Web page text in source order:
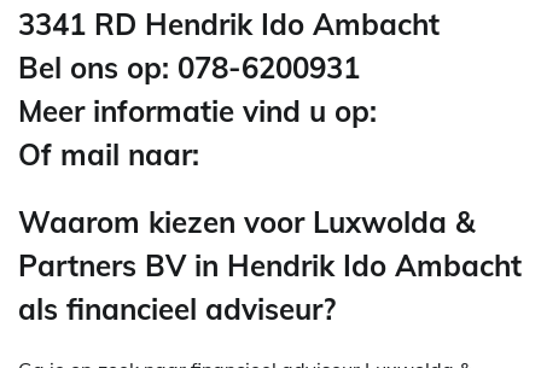
3341 RD Hendrik Ido Ambacht
Bel ons op: 078-6200931
Meer informatie vind u op:
Of mail naar:
Waarom kiezen voor Luxwolda &
Partners BV in Hendrik Ido Ambacht
als financieel adviseur?